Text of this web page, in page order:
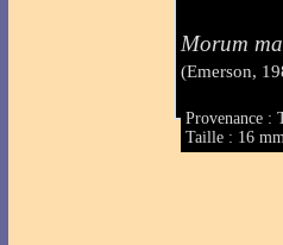
Morum
(Emerson,
Provenance :
Taille : 16